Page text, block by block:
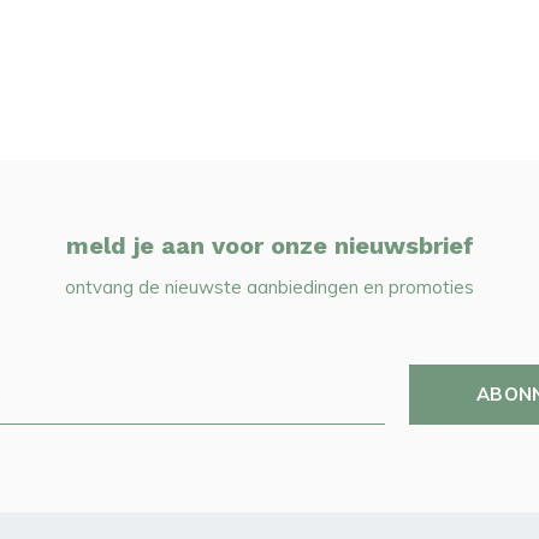
meld je aan voor onze nieuwsbrief
ontvang de nieuwste aanbiedingen en promoties